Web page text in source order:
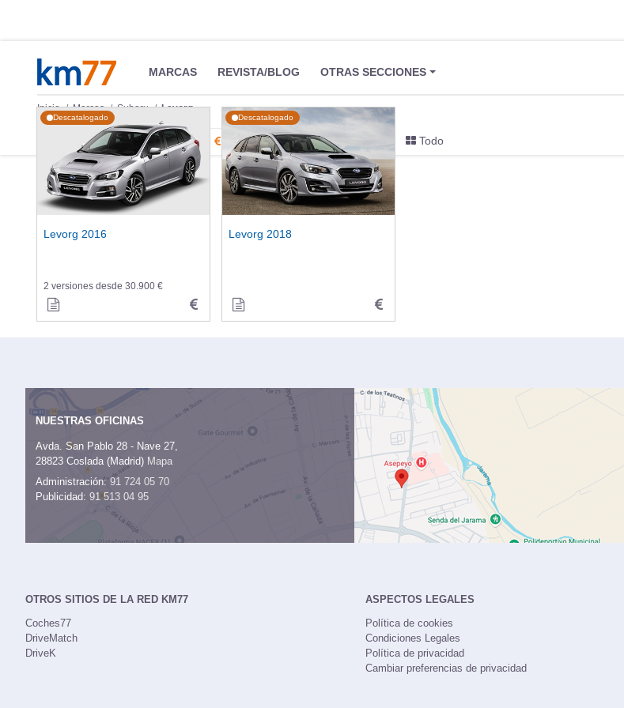
MARCAS REVISTA/BLOG OTRAS SECCIONES
Inicio Marcas Subaru Levorg
Información Fotos Precios, datos y equipamientos Todo
Descatalogado
Levorg 2016
2 versiones desde 30.900 €
Descatalogado
Levorg 2018
NUESTRAS OFICINAS
Avda. San Pablo 28 - Nave 27,
28823 Coslada (Madrid) Mapa
Administración:91 724 05 70
Publicidad: 91 513 04 95
OTROS SITIOS DE LA RED KM77
Coches77
DriveMatch
DriveK
ASPECTOS LEGALES
Política de cookies
Condiciones Legales
Política de privacidad
Cambiar preferencias de privacidad